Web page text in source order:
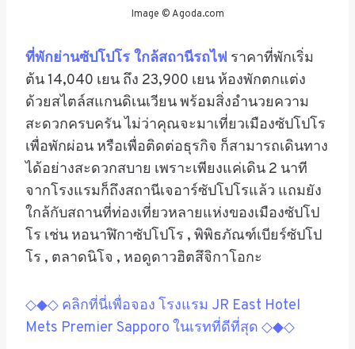
Image © Agoda.com
ที่พักย่านซัปโปโร ใกล้สถานีรถไฟ ราคาที่พักเริ่ม
ต้น 14,040 เยน ถึง 23,900 เยน ห้องพักตกแต่ง
ด้วยสไตล์สแกนดิเนเวียน พร้อมสิ่งอำนวยความ
สะดวกครบครัน ไม่ว่าคุณจะมาเที่ยวเมืองซัปโปโร
เพื่อพักผ่อน หรือเพื่อติดต่อธุรกิจ ก็สามารถเดินทาง
ได้อย่างสะดวกสบาย เพราะเพียงแค่เดิน 2 นาที
จากโรงแรมก็ถึงสถานีเจอาร์ซัปโปโรแล้ว แถมยัง
ใกล้กับสถานที่ท่องเที่ยวหลายแห่งของเมืองซัปโป
โร เช่น หอนาฬิกาซัปโปโร , พิพิธภัณฑ์เบียร์ซัปโป
โร , ตลาดนิโจ , หอดูดาวฮิตสึจิกาโอกะ
◇◆◇ คลิกที่นี่เพื่อจอง โรงแรม JR East Hotel
Mets Premier Sapporo ในเรทที่ดีที่สุด ◇◆◇